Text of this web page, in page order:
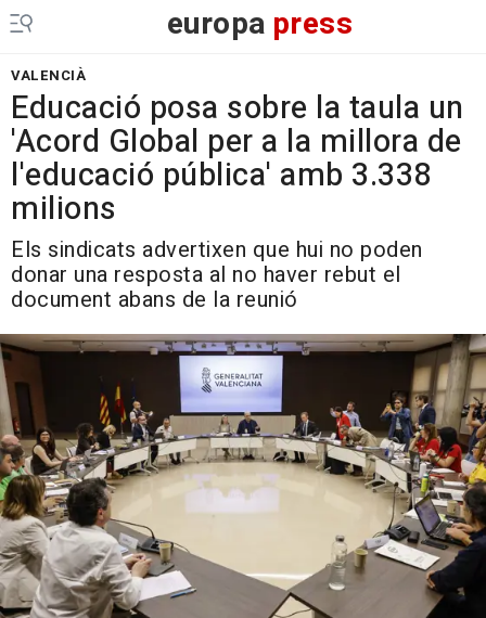
europa press
VALENCIÀ
Educació posa sobre la taula un
'Acord Global per a la millora de
l'educació pública' amb 3.338
milions
Els sindicats advertixen que hui no poden
donar una resposta al no haver rebut el
document abans de la reunió